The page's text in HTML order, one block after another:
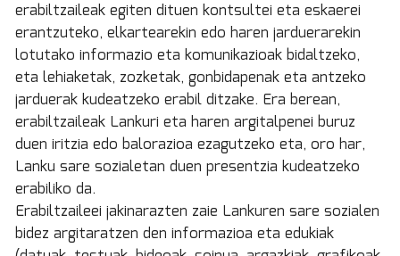
erabiltzaileak egiten dituen kontsultei eta eskaerei
erantzuteko, elkartearekin edo haren jarduerarekin
lotutako informazio eta komunikazioak bidaltzeko,
eta lehiaketak, zozketak, gonbidapenak eta antzeko
jarduerak kudeatzeko erabil ditzake. Era berean,
erabiltzaileak Lankuri eta haren argitalpenei buruz
duen iritzia edo balorazioa ezagutzeko eta, oro har,
Lanku sare sozialetan duen presentzia kudeatzeko
erabiliko da.
Erabiltzaileei jakinarazten zaie Lankuren sare sozialen
bidez argitaratzen den informazioa eta edukiak